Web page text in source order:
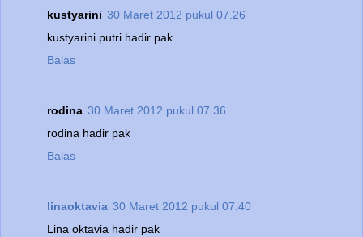
kustyarini 30 Maret 2012 pukul 07.26
kustyarini putri hadir pak
Balas
rodina 30 Maret 2012 pukul 07.36
rodina hadir pak
Balas
linaoktavia 30 Maret 2012 pukul 07.40
Lina oktavia hadir pak